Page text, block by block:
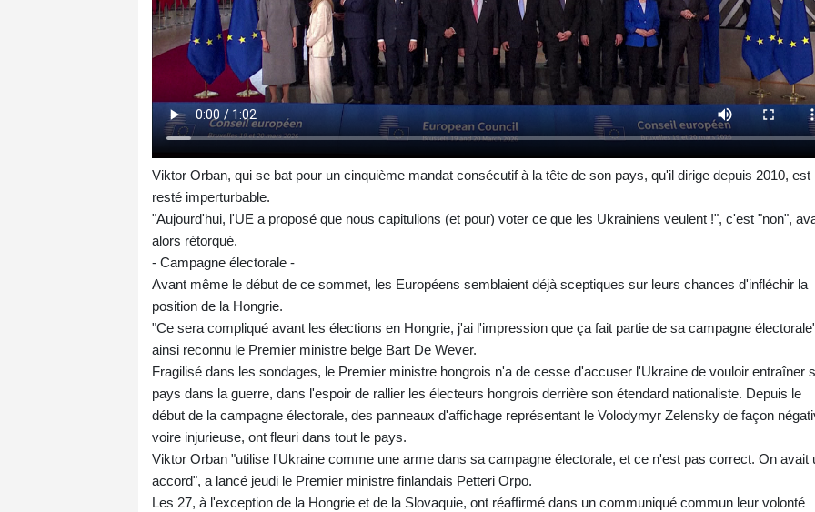
Viktor Orban, qui se bat pour un cinquième mandat consécutif à la tête de son pays, qu'il dirige depuis 2010, est
resté imperturbable.
"Aujourd'hui, l'UE a proposé que nous capitulions (et pour) voter ce que les Ukrainiens veulent !", c'est "non",
alors rétorqué.
- Campagne électorale -
Avant même le début de ce sommet, les Européens semblaient déjà sceptiques sur leurs chances d'infléchir la
position de la Hongrie.
"Ce sera compliqué avant les élections en Hongrie, j'ai l'impression que ça fait partie de sa campagne
ainsi reconnu le Premier ministre belge Bart De Wever.
Fragilisé dans les sondages, le Premier ministre hongrois n'a de cesse d'accuser l'Ukraine de vouloir entraîner
pays dans la guerre, dans l'espoir de rallier les électeurs hongrois derrière son étendard nationaliste. Depuis le
début de la campagne électorale, des panneaux d'affichage représentant le Volodymyr Zelensky de façon
voire injurieuse, ont fleuri dans tout le pays.
Viktor Orban "utilise l'Ukraine comme une arme dans sa campagne électorale, et ce n'est pas correct. On avait
accord", a lancé jeudi le Premier ministre finlandais Petteri Orpo.
Les 27, à l'exception de la Hongrie et de la Slovaquie, ont réaffirmé dans un communiqué commun leur volonté